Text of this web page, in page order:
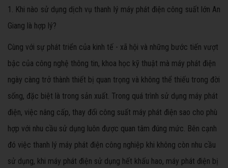
1. Khi nào sử dụng dịch vụ thanh lý máy phát điện công suất lớn An
Giang là hợp lý?
Cùng với sự phát triển của kinh tế - xã hội và những bước tiến vượt
bậc của công nghệ thông tin, khoa học kỹ thuật mà máy phát điện
ngày càng trở thành thiết bị quan trọng và không thể thiếu trong đời
sống, đặc biệt là trong sản xuất. Trong quá trình sử dụng máy phát
điện, việc nâng cấp, thay đổi công suất máy phát điện sao cho phù
hợp với nhu cầu sử dụng luôn được quan tâm đúng mức. Bên cạnh
đó việc thanh lý máy phát điện công nghiệp khi không còn nhu cầu
sử dụng, khi máy phát điện sử dụng hết khấu hao, máy phát điện bị